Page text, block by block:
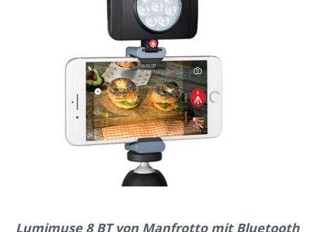
Lumimuse 8 BT von Manfrotto mit Bluetooth